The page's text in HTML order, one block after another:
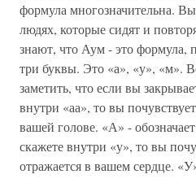
формула многозначительна.
людях, которые сидят и
знают, что Аум - это формула,
три буквы. Это «а», «у», «м».
заметить, что если вы
внутри «аа», то вы
вашей голове. «А» -
скажете внутри «у», то вы
отражается в вашем сердце.